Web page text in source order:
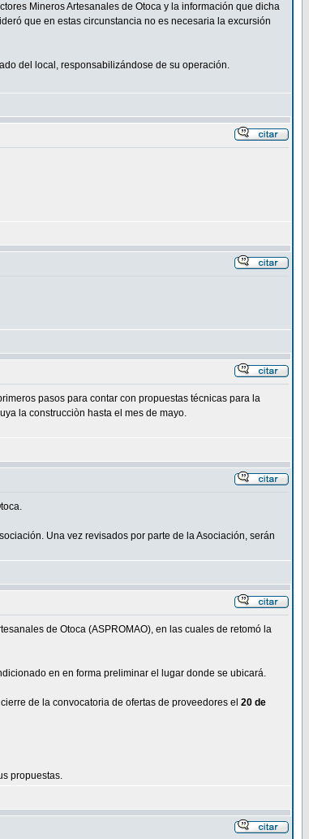
Mineros Artesanales de Otoca y la información que dicha
que en estas circunstancia no es necesaria la excursión
del local, responsabilizándose de su operación.
pasos para contar con propuestas técnicas para la
la construcciòn hasta el mes de mayo.
Una vez revisados por parte de la Asociación, serán
de Otoca (ASPROMAO), en las cuales de retomó la
en en forma preliminar el lugar donde se ubicará.
de la convocatoria de ofertas de proveedores el 20 de
propuestas.